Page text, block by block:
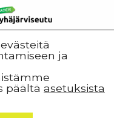
ja
päältä asetuksista